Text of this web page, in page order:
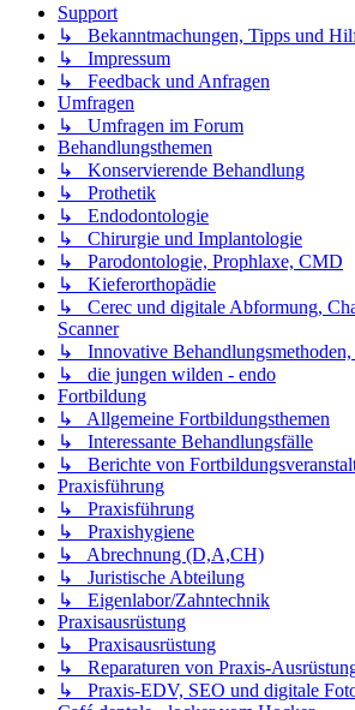
Support
↳ Bekanntmachungen, Tipps und
↳ Impressum
↳ Feedback und Anfragen
Umfragen
↳ Umfragen im Forum
Behandlungsthemen
↳ Konservierende Behandlung
↳ Prothetik
↳ Endodontologie
↳ Chirurgie und Implantologie
↳ Parodontologie, Prophlaxe, CMD
↳ Kieferorthopädie
↳ Cerec und digitale Abformung,
Scanner
↳ Innovative Behandlungsmethoden,
↳ die jungen wilden - endo
Fortbildung
↳ Allgemeine Fortbildungsthemen
↳ Interessante Behandlungsfälle
↳ Berichte von
Praxisführung
↳ Praxisführung
↳ Praxishygiene
↳ Abrechnung (D,A,CH)
↳ Juristische Abteilung
↳ Eigenlabor/Zahntechnik
Praxisausrüstung
↳ Praxisausrüstung
↳ Reparaturen von Praxis-
↳ Praxis-EDV, SEO und digitale